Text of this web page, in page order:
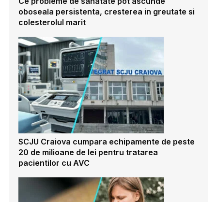
oboseala persistenta, cresterea in greutate si
colesterolul marit
SCJU Craiova cumpara echipamente de peste
20 de milioane de lei pentru tratarea
pacientilor cu AVC